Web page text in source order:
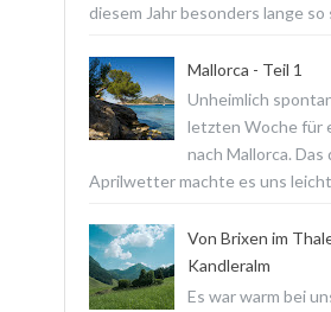
diesem Jahr besonders lange so
Mallorca - Teil 1
Unheimlich
letzten Woche für
nach Mallorca.
Aprilwetter machte es uns
Von Brixen im
Kandleralm
Es war warm bei